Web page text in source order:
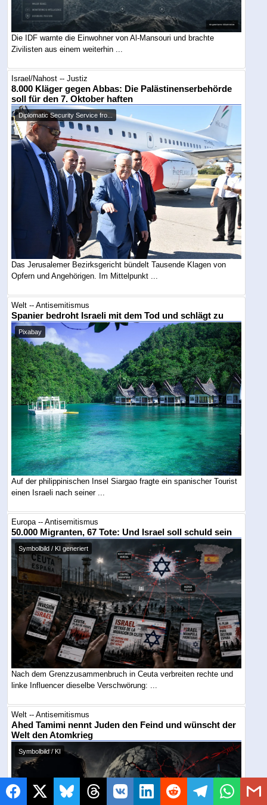
Die IDF warnte die Einwohner von Al-Mansouri und brachte
Zivilisten aus einem weiterhin ...
Israel/Nahost -- Justiz
8.000 Kläger gegen Abbas: Die Palästinenserbehörde
soll für den 7. Oktober haften
Diplomatic Security Service fro...
Das Jerusalemer Bezirksgericht bündelt Tausende Klagen von
Opfern und Angehörigen. Im Mittelpunkt ...
Welt -- Antisemitismus
Spanier bedroht Israeli mit dem Tod und schlägt zu
Pixabay
Auf der philippinischen Insel Siargao fragte ein spanischer Tourist
einen Israeli nach seiner ...
Europa -- Antisemitismus
50.000 Migranten, 67 Tote: Und Israel soll schuld sein
Symbolbild / KI generiert
Nach dem Grenzzusammenbruch in Ceuta verbreiten rechte und
linke Influencer dieselbe Verschwörung: ...
Welt -- Antisemitismus
Ahed Tamimi nennt Juden den Feind und wünscht der
Welt den Atomkrieg
Symbolbild / KI